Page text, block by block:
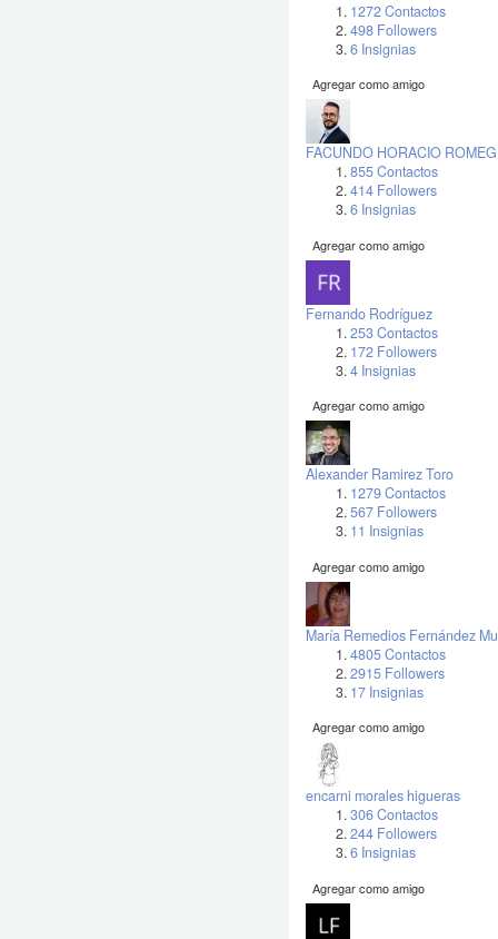
1272 Contactos
498 Followers
6 Insignias
Agregar como amigo
FACUNDO HORACIO
855 Contactos
414 Followers
6 Insignias
Agregar como amigo
Fernando Rodríguez
253 Contactos
172 Followers
4 Insignias
Agregar como amigo
Alexander Ramirez Toro
1279 Contactos
567 Followers
11 Insignias
Agregar como amigo
María Remedios Fernández
4805 Contactos
2915 Followers
17 Insignias
Agregar como amigo
encarni morales higueras
306 Contactos
244 Followers
6 Insignias
Agregar como amigo